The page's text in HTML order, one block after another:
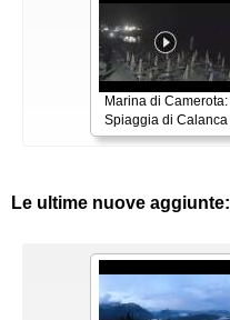
Marina di Camerota:
Spiaggia di Calanca
Le ultime nuove aggiunte: